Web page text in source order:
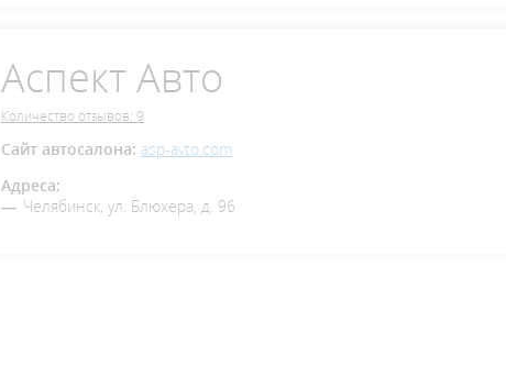
Аспект Авто
Количество отзывов: 9
Сайт автосалона: asp-avto.com
Адреса:
Челябинск, ул. Блюхера, д. 96